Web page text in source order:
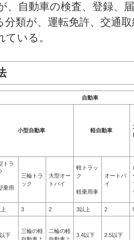
、自動車の検査、登録、
分類が、運転免許、交通
いる。
自動車
小型自動車 軽自動車
トラ
乗用
三輪トラ
ック
大型オー
トバイ
軽トラッ
ク
軽乗用車
オートバ
イ
3 2 3以上 2
下
三輪の軽
二輪の軽
3.4以下
2.5以下